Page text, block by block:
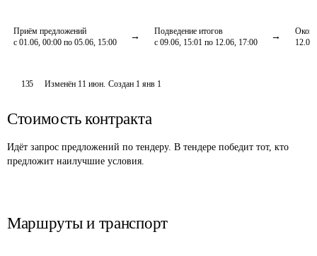
Приём предложений
с 01.06, 00:00 по 05.06, 15:00
Подведение итогов
с 09.06, 15:01 по 12.06, 17:00
135 Изменён 11 июн. Создан 1 янв 1
Стоимость контракта
Идёт запрос предложений по тендеру. В тендере победит тот, кто
предложит наилучшие условия.
Маршруты и транспорт